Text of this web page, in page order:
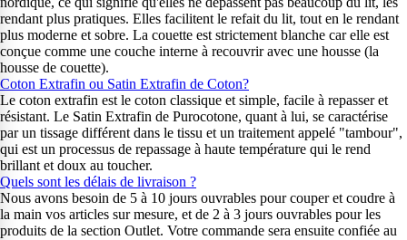
rendant plus pratiques. Elles facilitent le refait du lit, tout en le rendant
plus moderne et sobre. La couette est strictement blanche car elle est
conçue comme une couche interne à recouvrir avec une housse (la
housse de couette).
Coton Extrafin ou Satin Extrafin de Coton?
Le coton extrafin est le coton classique et simple, facile à repasser et
résistant. Le Satin Extrafin de Purocotone, quant à lui, se caractérise
par un tissage différent dans le tissu et un traitement appelé "tambour",
qui est un processus de repassage à haute température qui le rend
brillant et doux au toucher.
Quels sont les délais de livraison ?
Nous avons besoin de 5 à 10 jours ouvrables pour couper et coudre à
la main vos articles sur mesure, et de 2 à 3 jours ouvrables pour les
produits de la section Outlet. Votre commande sera ensuite confiée au